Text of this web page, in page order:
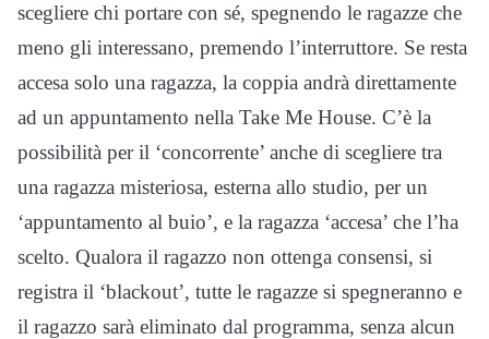
scegliere chi portare con sé, spegnendo le ragazze che
meno gli interessano, premendo l’interruttore. Se resta
accesa solo una ragazza, la coppia andrà direttamente
ad un appuntamento nella Take Me House. C’è la
possibilità per il ‘concorrente’ anche di scegliere tra
una ragazza misteriosa, esterna allo studio, per un
‘appuntamento al buio’, e la ragazza ‘accesa’ che l’ha
scelto. Qualora il ragazzo non ottenga consensi, si
registra il ‘blackout’, tutte le ragazze si spegneranno e
il ragazzo sarà eliminato dal programma, senza alcun